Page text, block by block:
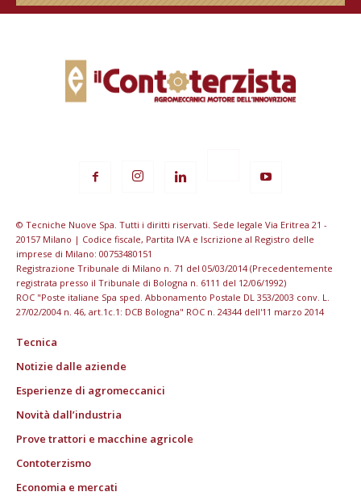
© Tecniche Nuove Spa. Tutti i diritti riservati. Sede legale Via Eritrea 21 -
20157 Milano | Codice fiscale, Partita IVA e Iscrizione al Registro delle
imprese di Milano: 00753480151
Registrazione Tribunale di Milano n. 71 del 05/03/2014 (Precedentemente
registrata presso il Tribunale di Bologna n. 6111 del 12/06/1992)
ROC "Poste italiane Spa sped. Abbonamento Postale DL 353/2003 conv. L.
27/02/2004 n. 46, art.1c.1: DCB Bologna" ROC n. 24344 dell'11 marzo 2014
Tecnica
Notizie dalle aziende
Esperienze di agromeccanici
Novità dall’industria
Prove trattori e macchine agricole
Contoterzismo
Economia e mercati